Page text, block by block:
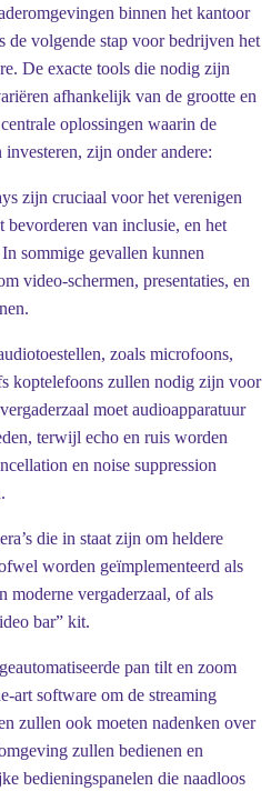
binnen het kantoor
de volgende stap voor bedrijven het
De exacte tools die nodig zijn
afhankelijk van de grootte en
oplossingen waarin de
zijn onder andere:
zijn cruciaal voor het verenigen
bevorderen van inclusie, en het
sommige gevallen kunnen
video-schermen, presentaties, en
zoals microfoons,
koptelefoons zullen nodig zijn voor
moet audioapparatuur
terwijl echo en ruis worden
en noise suppression
die in staat zijn om heldere
worden geïmplementeerd als
moderne vergaderzaal, of als
bar” kit.
pan tilt en zoom
art software om de streaming
zullen ook moeten nadenken over
zullen bedienen en
bedieningspanelen die naadloos